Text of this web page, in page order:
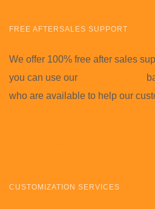
FREE AFTERSALES SUPPORT
We offer 100% free after sales
you can use our
who are available to help our
CUSTOMIZATION SERVICES